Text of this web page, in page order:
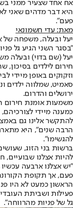
אח אחד שצעיר ממני
היא דבר מדהים שאני
פעם".
מאת: עדי חשמונאי
יעל ובעלה, משפחה של
"בסגר השני הגיע גל
יעל (שם בדוי) ובעלה
חירום לילדים
וזקוקים באופן מיידי
סאמיט, שמלווה ילדים
ירושלים והדרום.
משמעות אומנת חירום
כמענה מיידי
להתקשר אלינו גם
הרבה שנים", היא
להגשימו".
ברשות בני הזוג,
להיות אצלנו שבועיים,
"יש אצלנו ארבעה
פעם, אך תקופת
הראשון כמעט לא היו
פעילות ושביתת
גל של פניות מהרווחה".